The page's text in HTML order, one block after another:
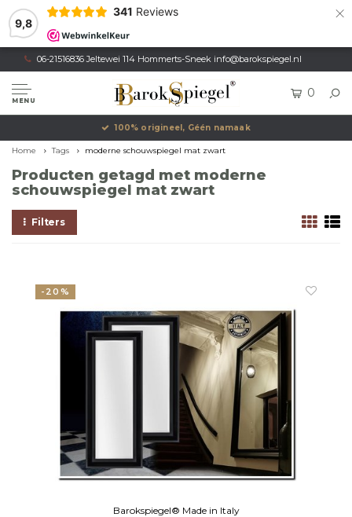
9,8
341 Reviews ×
06-21516836 Jeltewei 114 Hommerts-Sneek info@barokspiegel.nl
MENU
0
100% origineel, Géén namaak
Home Tags moderne schouwspiegel mat zwart
Producten getagd met moderne
schouwspiegel mat zwart
Filters
-20%
Barokspiegel® Made in Italy